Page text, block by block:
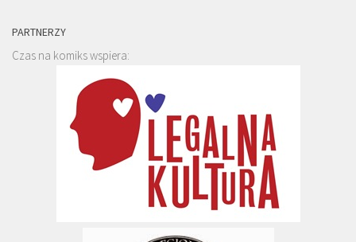
PARTNERZY
Czas na komiks wspiera: